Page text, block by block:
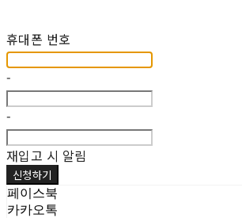
휴대폰 번호
-
-
재입고 시 알림
신청하기
페이스북
카카오톡